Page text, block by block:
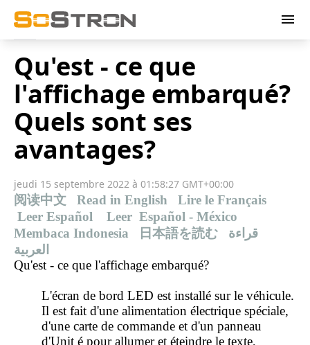
menu
Qu'est - ce que
l'affichage embarqué?
Quels sont ses
avantages?
jeudi 15 septembre 2022 à 01:58:27 GMT+00:00
阅读中文 Read in English
Lire le Français
Leer Español
Leer Español - México
Membaca Indonesia
日本語を読む
قراءة
العربية
Qu'est - ce que l'affichage embarqué?
L'écran de bord LED est installé sur le véhicule.
Il est fait d'une alimentation électrique spéciale,
d'une carte de commande et d'un panneau
d'Unit é pour allumer et éteindre le texte,